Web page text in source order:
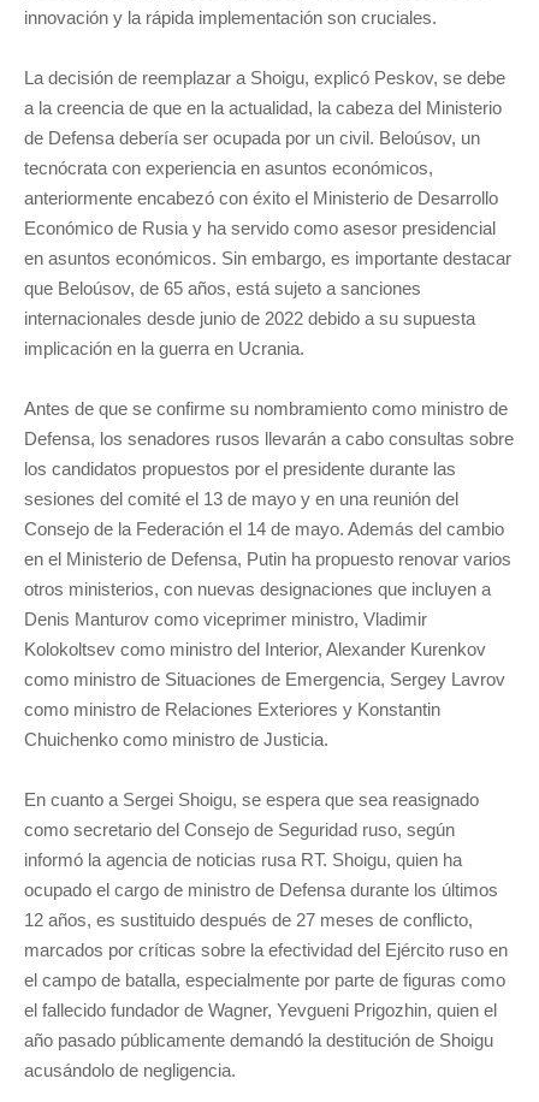
innovación y la rápida implementación son cruciales.
La decisión de reemplazar a Shoigu, explicó Peskov, se debe
a la creencia de que en la actualidad, la cabeza del Ministerio
de Defensa debería ser ocupada por un civil. Beloúsov, un
tecnócrata con experiencia en asuntos económicos,
anteriormente encabezó con éxito el Ministerio de Desarrollo
Económico de Rusia y ha servido como asesor presidencial
en asuntos económicos. Sin embargo, es importante destacar
que Beloúsov, de 65 años, está sujeto a sanciones
internacionales desde junio de 2022 debido a su supuesta
implicación en la guerra en Ucrania.
Antes de que se confirme su nombramiento como ministro de
Defensa, los senadores rusos llevarán a cabo consultas sobre
los candidatos propuestos por el presidente durante las
sesiones del comité el 13 de mayo y en una reunión del
Consejo de la Federación el 14 de mayo. Además del cambio
en el Ministerio de Defensa, Putin ha propuesto renovar varios
otros ministerios, con nuevas designaciones que incluyen a
Denis Manturov como viceprimer ministro, Vladimir
Kolokoltsev como ministro del Interior, Alexander Kurenkov
como ministro de Situaciones de Emergencia, Sergey Lavrov
como ministro de Relaciones Exteriores y Konstantin
Chuichenko como ministro de Justicia.
En cuanto a Sergei Shoigu, se espera que sea reasignado
como secretario del Consejo de Seguridad ruso, según
informó la agencia de noticias rusa RT. Shoigu, quien ha
ocupado el cargo de ministro de Defensa durante los últimos
12 años, es sustituido después de 27 meses de conflicto,
marcados por críticas sobre la efectividad del Ejército ruso en
el campo de batalla, especialmente por parte de figuras como
el fallecido fundador de Wagner, Yevgueni Prigozhin, quien el
año pasado públicamente demandó la destitución de Shoigu
acusándolo de negligencia.